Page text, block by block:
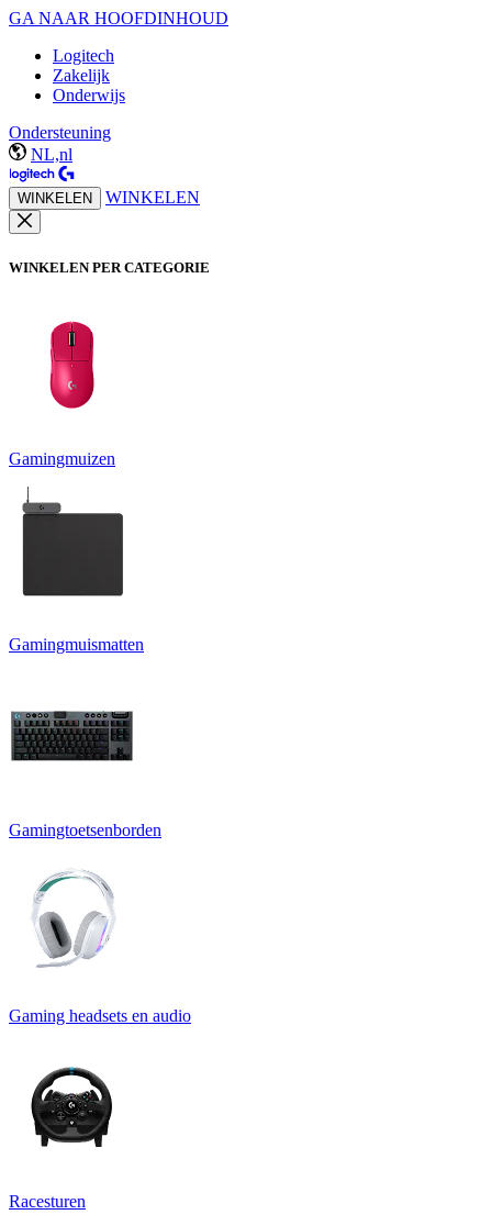
GA NAAR HOOFDINHOUD
Logitech
Zakelijk
Onderwijs
Ondersteuning
NL,nl
WINKELEN WINKELEN
WINKELEN PER CATEGORIE
Gamingmuizen
Gamingmuismatten
Gamingtoetsenborden
Gaming headsets en audio
Racesturen